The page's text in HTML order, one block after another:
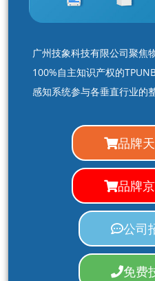
广州技象科技有限公司聚焦
100%自主知识产权的
感知系统参与各垂直行业的
品牌
品牌
公司
免费